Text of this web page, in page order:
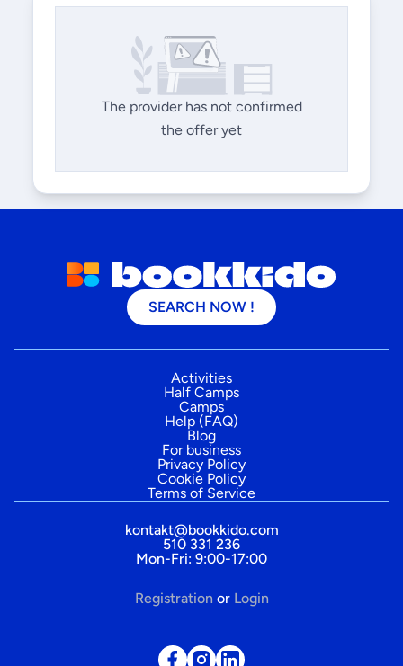
The provider has not confirmed
the offer yet
SEARCH NOW !
Activities
Half Camps
Camps
Help (FAQ)
Blog
For business
Privacy Policy
Cookie Policy
Terms of Service
kontakt@bookkido.com
510 331 236
Mon-Fri: 9:00-17:00
Registration or Login